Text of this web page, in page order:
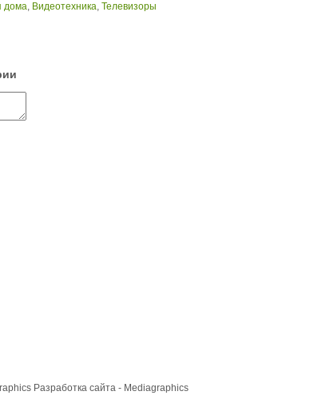
дома, Видеотехника, Телевизоры
Разработка сайта - Mediagraphics